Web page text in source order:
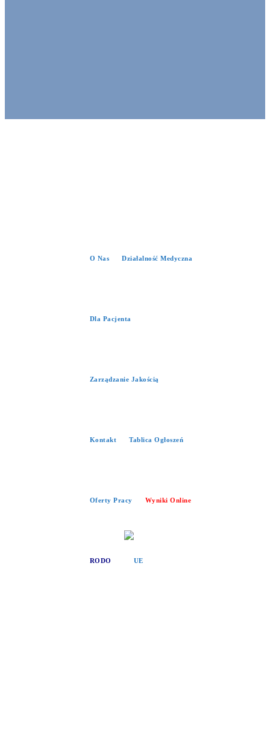
O Nas Działalność Medyczna
Dla Pacjenta
Zarządzanie Jakością
Kontakt Tablica Ogłoszeń
Oferty Pracy Wyniki Online
RODO